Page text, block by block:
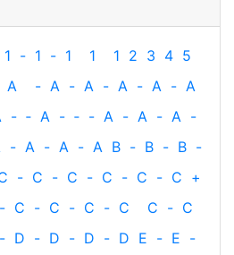
1 - 1 - 1 1 1 2 3 4 5
A - A - A - A - A - A
- ‐ A - ‐ - A - A - A -
- A - A - A B - B - B -
- C - C - C - C - C +
- C - C - C - C C - C
- D - D - D - D E - E -